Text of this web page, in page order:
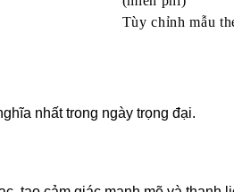
Tùy chỉnh mẫu
nhất trong ngày trọng đại.